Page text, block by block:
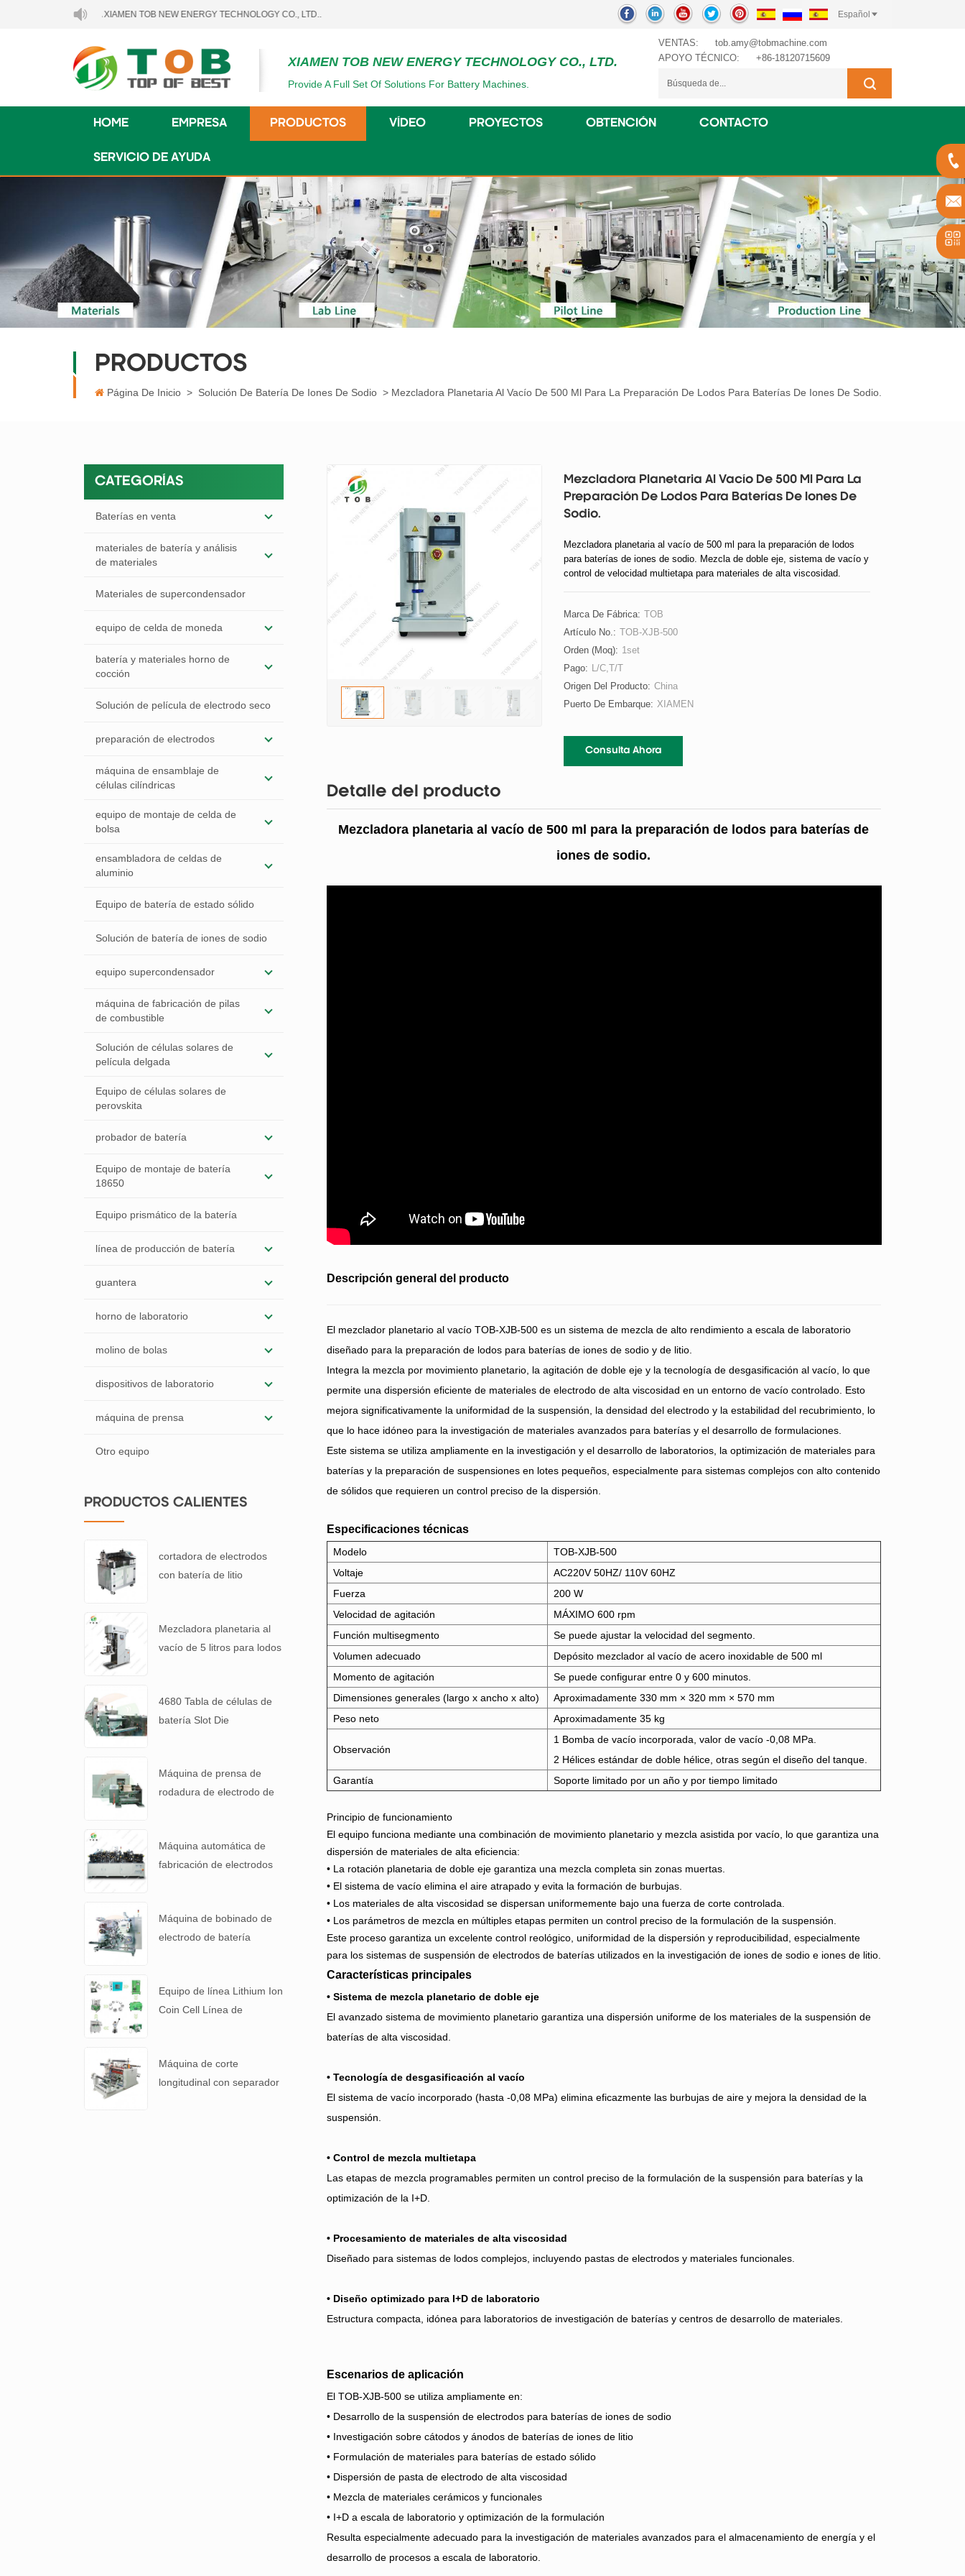
A XIAMEN TOB NEW ENERGY TECHNOLOGY CO., LTD.. Español
XIAMEN TOB NEW ENERGY TECHNOLOGY CO., LTD.
Provide A Full Set Of Solutions For Battery Machines.
VENTAS:
tob.amy@tobmachine.com
APOYO TÉCNICO:
+86-18120715609
HOME EMPRESA PRODUCTOS VÍDEO PROYECTOS OBTENCIÓN CONTACTO
SERVICIO DE AYUDA
PRODUCTOS
Página De Inicio > Solución De Batería De Iones De Sodio > Mezcladora Planetaria Al Vacío De 500 Ml Para La Preparación De Lodos Para Baterías De Iones De Sodio.
CATEGORÍAS
Baterías en venta
materiales de batería y análisis
de materiales
Materiales de supercondensador
equipo de celda de moneda
batería y materiales horno de
cocción
Solución de película de electrodo seco
preparación de electrodos
máquina de ensamblaje de
células cilíndricas
equipo de montaje de celda de
bolsa
ensambladora de celdas de
aluminio
Equipo de batería de estado sólido
Solución de batería de iones de sodio
equipo supercondensador
máquina de fabricación de pilas
de combustible
Solución de células solares de
película delgada
Equipo de células solares de
perovskita
probador de batería
Equipo de montaje de batería
18650
Equipo prismático de la batería
línea de producción de batería
guantera
horno de laboratorio
molino de bolas
dispositivos de laboratorio
máquina de prensa
Otro equipo
PRODUCTOS CALIENTES
cortadora de electrodos
con batería de litio
Mezcladora planetaria al
vacío de 5 litros para lodos
4680 Tabla de células de
batería Slot Die
electrodos
Máquina de prensa de
rodadura de electrodo de
Máquina automática de
fabricación de electrodos
Máquina de bobinado de
electrodo de batería
Equipo de línea Lithium Ion
Coin Cell Línea de
Máquina de corte
longitudinal con separador
Mezcladora Planetaria Al Vacío De 500 Ml Para La
Preparación De Lodos Para Baterías De Iones De
Sodio.
Mezcladora planetaria al vacío de 500 ml para la preparación de lodos
para baterías de iones de sodio. Mezcla de doble eje, sistema de vacío y
control de velocidad multietapa para materiales de alta viscosidad.
Marca De Fábrica: TOB
Artículo No.: TOB-XJB-500
Orden (moq): 1set
Pago: L/C,T/T
Origen Del Producto: China
Puerto De Embarque: XIAMEN
Consulta Ahora
Detalle del producto
Mezcladora planetaria al vacío de 500 ml para la preparación de lodos para baterías de
iones de sodio.
Descripción general del producto
El mezclador planetario al vacío TOB-XJB-500 es un sistema de mezcla de alto rendimiento a escala de laboratorio
diseñado para la preparación de lodos para baterías de iones de sodio y de litio.
Integra la mezcla por movimiento planetario, la agitación de doble eje y la tecnología de desgasificación al vacío, lo que
permite una dispersión eficiente de materiales de electrodo de alta viscosidad en un entorno de vacío controlado. Esto
mejora significativamente la uniformidad de la suspensión, la densidad del electrodo y la estabilidad del recubrimiento, lo
que lo hace idóneo para la investigación de materiales avanzados para baterías y el desarrollo de formulaciones.
Este sistema se utiliza ampliamente en la investigación y el desarrollo de laboratorios, la optimización de materiales para
baterías y la preparación de suspensiones en lotes pequeños, especialmente para sistemas complejos con alto contenido
de sólidos que requieren un control preciso de la dispersión.
Especificaciones técnicas
Modelo
TOB-XJB-500
Voltaje
AC220V 50HZ/ 110V 60HZ
Fuerza
200 W
Velocidad de agitación
MÁXIMO 600 rpm
Función multisegmento
Se puede ajustar la velocidad del segmento.
Volumen adecuado
Depósito mezclador al vacío de acero inoxidable de 500 ml
Momento de agitación
Se puede configurar entre 0 y 600 minutos.
Dimensiones generales (largo x ancho x alto)
Aproximadamente 330 mm × 320 mm × 570 mm
Peso neto
Aproximadamente 35 kg
Observación
1 Bomba de vacío incorporada, valor de vacío -0,08 MPa.
2 Hélices estándar de doble hélice, otras según el diseño del tanque.
Garantía
Soporte limitado por un año y por tiempo limitado
Principio de funcionamiento
El equipo funciona mediante una combinación de movimiento planetario y mezcla asistida por vacío, lo que garantiza una
dispersión de materiales de alta eficiencia:
• La rotación planetaria de doble eje garantiza una mezcla completa sin zonas muertas.
• El sistema de vacío elimina el aire atrapado y evita la formación de burbujas.
• Los materiales de alta viscosidad se dispersan uniformemente bajo una fuerza de corte controlada.
• Los parámetros de mezcla en múltiples etapas permiten un control preciso de la formulación de la suspensión.
Este proceso garantiza un excelente control reológico, uniformidad de la dispersión y reproducibilidad, especialmente
para los sistemas de suspensión de electrodos de baterías utilizados en la investigación de iones de sodio e iones de litio.
Características principales
• Sistema de mezcla planetario de doble eje
El avanzado sistema de movimiento planetario garantiza una dispersión uniforme de los materiales de la suspensión de
baterías de alta viscosidad.
• Tecnología de desgasificación al vacío
El sistema de vacío incorporado (hasta -0,08 MPa) elimina eficazmente las burbujas de aire y mejora la densidad de la
suspensión.
• Control de mezcla multietapa
Las etapas de mezcla programables permiten un control preciso de la formulación de la suspensión para baterías y la
optimización de la I+D.
• Procesamiento de materiales de alta viscosidad
Diseñado para sistemas de lodos complejos, incluyendo pastas de electrodos y materiales funcionales.
• Diseño optimizado para I+D de laboratorio
Estructura compacta, idónea para laboratorios de investigación de baterías y centros de desarrollo de materiales.
Escenarios de aplicación
El TOB-XJB-500 se utiliza ampliamente en:
• Desarrollo de la suspensión de electrodos para baterías de iones de sodio
• Investigación sobre cátodos y ánodos de baterías de iones de litio
• Formulación de materiales para baterías de estado sólido
• Dispersión de pasta de electrodo de alta viscosidad
• Mezcla de materiales cerámicos y funcionales
• I+D a escala de laboratorio y optimización de la formulación
Resulta especialmente adecuado para la investigación de materiales avanzados para el almacenamiento de energía y el
desarrollo de procesos a escala de laboratorio.